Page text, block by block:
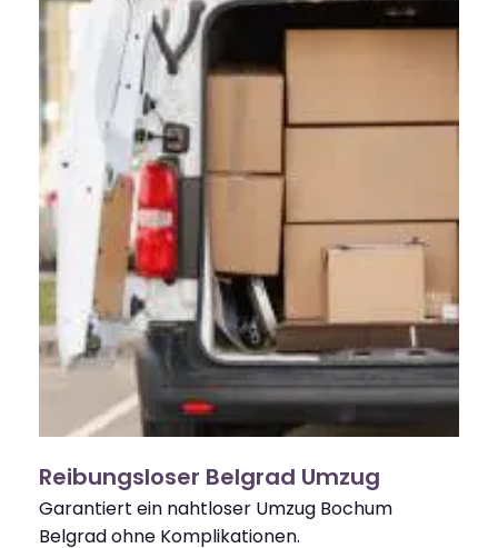
Reibungsloser Belgrad Umzug
Garantiert ein nahtloser Umzug Bochum
Belgrad ohne Komplikationen.